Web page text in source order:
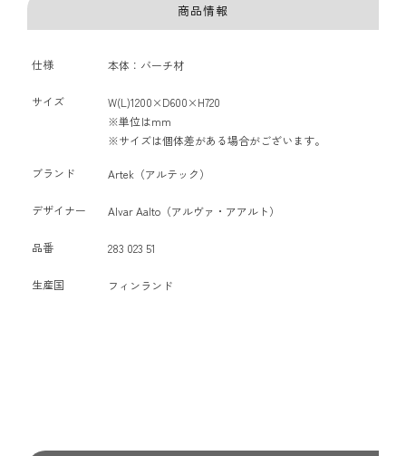
商品情報
仕様 本体：バーチ材
サイズ
W(L)1200×D600×H720
※単位はmm
※サイズは個体差がある場合がございます。
ブランド Artek（アルテック）
デザイナー Alvar Aalto（アルヴァ・アアルト）
品番 283 023 51
生産国 フィンランド